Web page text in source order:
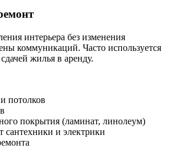
интерьера без изменения
коммуникаций. Часто используется
жилья в аренду.
потолков
покрытия (ламинат, линолеум)
и электрики